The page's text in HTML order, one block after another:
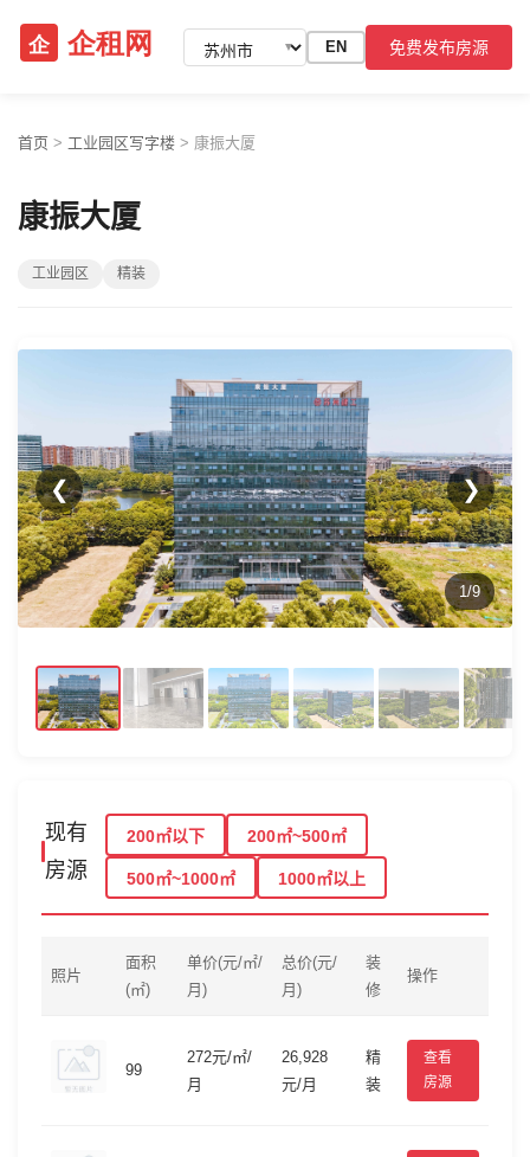
▼ EN 免费发布房源
首页 > 工业园区写字楼 > 康振大厦
康振大厦
工业园区 精装
❮ ❯
1/9
现有
房源
200㎡以下 200㎡~500㎡
500㎡~1000㎡ 1000㎡以上
照片
面积
(㎡)
单价(元/㎡/
月)
总价(元/
月)
装
修
操作
99
272元/㎡/
月
26,928
元/月
精
装
查看
房源